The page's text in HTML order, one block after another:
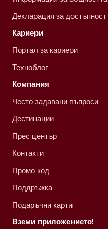
Декларация за достъпност
Кариери
Портал за кариери
Техноблог
Компания
Често задавани въпроси
Дестинации
Прес център
Контакти
Промо код
Поддръжка
Подаръчни карти
Вземи приложението!